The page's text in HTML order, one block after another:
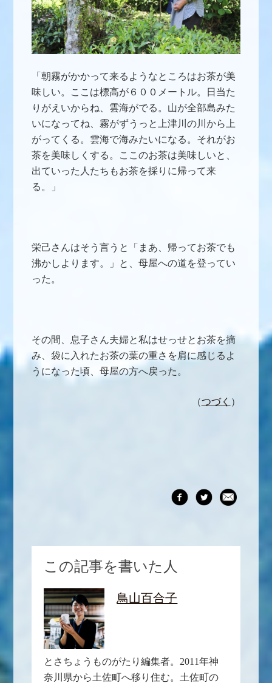
「朝霧がかかって来るようなところはお茶が美
味しい。ここは標高が６００メートル。日当た
りがえいからね、雲海がでる。山が全部島みた
いになってね、霧がずうっと上津川の川から上
がってくる。雲海で海みたいになる。それがお
茶を美味しくする。ここのお茶は美味しいと、
出ていった人たちもお茶を採りに帰って来
る。」
栄己さんはそう言うと「まあ、帰ってお茶でも
沸かしよります。」と、母屋への道を登ってい
った。
その間、息子さん夫婦と私はせっせとお茶を摘
み、袋に入れたお茶の葉の重さを肩に感じるよ
うになった頃、母屋の方へ戻った。
（つづく ）
この記事を書いた人
鳥山百合子
とさちょうものがたり編集者。2011年神
奈川県から土佐町へ移り住む。土佐町の